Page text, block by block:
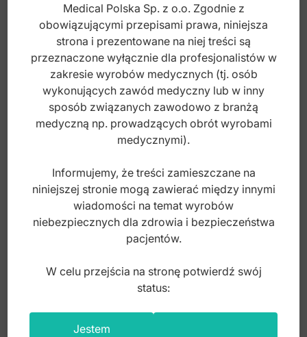
Rama operacyjna do system haków
automatyczne okrągła mała 216mm
Index: BR.818.010
1 800,00zł
Medical Polska Sp. z o.o. Zgodnie z
obowiązującymi przepisami prawa, niniejsza
strona i prezentowane na niej treści są
przeznaczone wyłącznie dla profesjonalistów w
zakresie wyrobów medycznych (tj. osób
wykonujących zawód medyczny lub w inny
sposób związanych zawodowo z branżą
medyczną np. prowadzących obrót wyrobami
medycznymi).
Informujemy, że treści zamieszczane na
niniejszej stronie mogą zawierać między innymi
wiadomości na temat wyrobów
niebezpiecznych dla zdrowia i bezpieczeństwa
pacjentów.
W celu przejścia na stronę potwierdź swój
status:
Jestem